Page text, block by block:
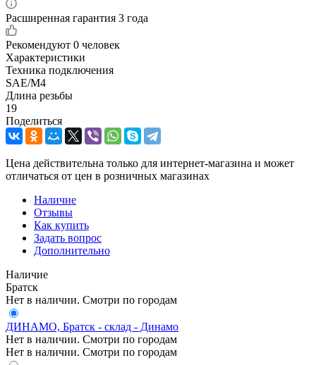
Расширенная гарантия 3 года
Рекомендуют 0 человек
Характеристики
Техника подключения
SAE/M4
Длина резьбы
19
Поделиться
Цена действительна только для интернет-магазина и может
отличаться от цен в розничных магазинах
Наличие
Отзывы
Как купить
Задать вопрос
Дополнительно
Наличие
Братск
Нет в наличии. Смотри по городам
ДИНАМО, Братск - склад - Динамо
Нет в наличии. Смотри по городам
Нет в наличии. Смотри по городам